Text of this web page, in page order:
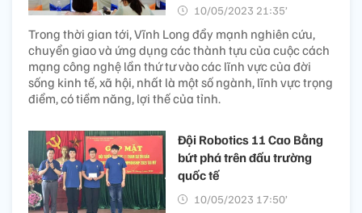
10/05/2023 21:35’
Trong thời gian tới, Vĩnh Long đẩy mạnh nghiên cứu,
chuyển giao và ứng dụng các thành tựu của cuộc cách
mạng công nghệ lần thứ tư vào các lĩnh vực của đời
sống kinh tế, xã hội, nhất là một số ngành, lĩnh vực trọng
điểm, có tiềm năng, lợi thế của tỉnh.
Đội Robotics 11 Cao Bằng
bứt phá trên đấu trường
quốc tế
10/05/2023 17:50’